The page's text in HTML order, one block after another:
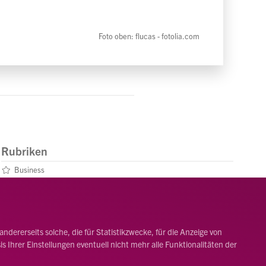
Foto oben: flucas - fotolia.com
Rubriken
Business
solche, die für Statistikzwecke, für die Anzeige von
Ihrer Einstellungen eventuell nicht mehr alle Funktionalitäten der